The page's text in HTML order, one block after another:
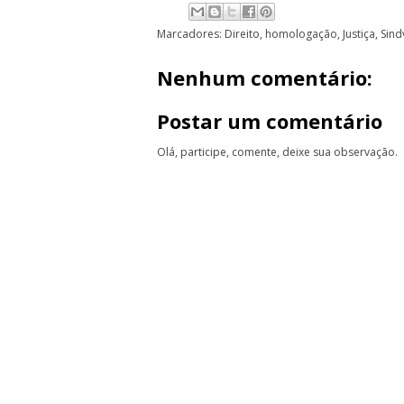
Marcadores: Direito, homologação, Justiça,
Nenhum comentário:
Postar um comentário
Olá, participe, comente, deixe sua observação.